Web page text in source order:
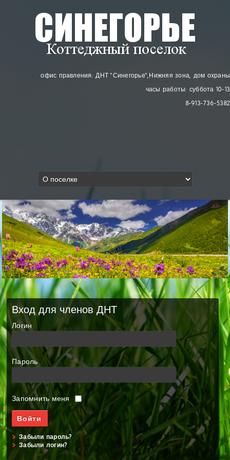
офис правления: ДНТ "Синегорье", Нижняя зона, дом охраны
часы работы: суббота 10-13
8-913-736-5382
Вход для членов ДНТ
Логин
Пароль
Запомнить меня
Забыли пароль?
Забыли логин?